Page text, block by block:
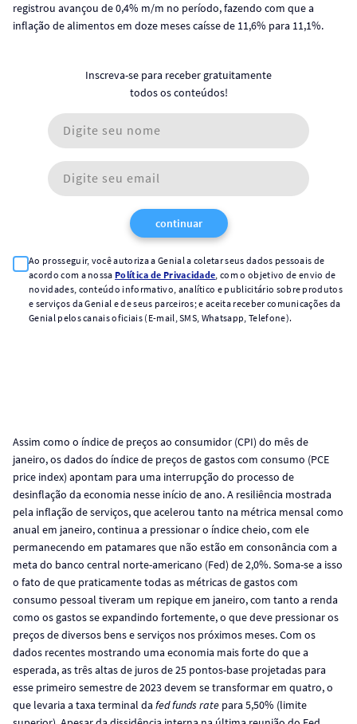
registrou avançou de 0,4% m/m no período, fazendo com que a
inflação de alimentos em doze meses caísse de 11,6% para 11,1%.
Inscreva-se para receber gratuitamente
todos os conteúdos!
continuar
Ao prosseguir, você autoriza a Genial a coletar seus dados pessoais de
acordo com a nossa Política de Privacidade, com o objetivo de envio de
novidades, conteúdo informativo, analítico e publicitário sobre produtos
e serviços da Genial e de seus parceiros; e aceita receber comunicações da
Genial pelos canais oficiais (E-mail, SMS, Whatsapp, Telefone).
Assim como o índice de preços ao consumidor (CPI) do mês de
janeiro, os dados do índice de preços de gastos com consumo (PCE
price index) apontam para uma interrupção do processo de
desinflação da economia nesse início de ano. A resiliência mostrada
pela inflação de serviços, que acelerou tanto na métrica mensal como
anual em janeiro, continua a pressionar o índice cheio, com ele
permanecendo em patamares que não estão em consonância com a
meta do banco central norte-americano (Fed) de 2,0%. Soma-se a isso
o fato de que praticamente todas as métricas de gastos com
consumo pessoal tiveram um repique em janeiro, com tanto a renda
como os gastos se expandindo fortemente, o que deve pressionar os
preços de diversos bens e serviços nos próximos meses. Com os
dados recentes mostrando uma economia mais forte do que a
esperada, as três altas de juros de 25 pontos-base projetadas para
esse primeiro semestre de 2023 devem se transformar em quatro, o
que levaria a taxa terminal da fed funds rate para 5,50% (limite